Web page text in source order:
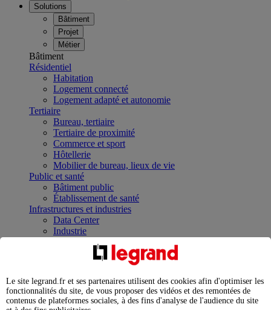
Solutions
Bâtiment
Projet
Métier
Bâtiment
Résidentiel
Habitation
Logement connecté
Logement adapté et autonomie
Tertiaire
Bureau, tertiaire
Tertiaire de proximité
Commerce et sport
Hôtellerie
Mobilier de bureau, lieux de vie
Public et santé
Bâtiment public
Établissement de santé
Infrastructures et industries
Data Center
Industrie
Infrastructures
Contrôler et planifier le fonctionnement des appareils
Répartir et optimiser son tableau électrique
Legrand Data Center Solutions : concentrer les
expertises au service de vos performances
Le site legrand.fr et ses partenaires utilisent des cookies afin d'optimiser les
fonctionnalités du site, de vous proposer des vidéos et des remontées de
contenus de plateformes sociales, à des fins d'analyse de l'audience du site